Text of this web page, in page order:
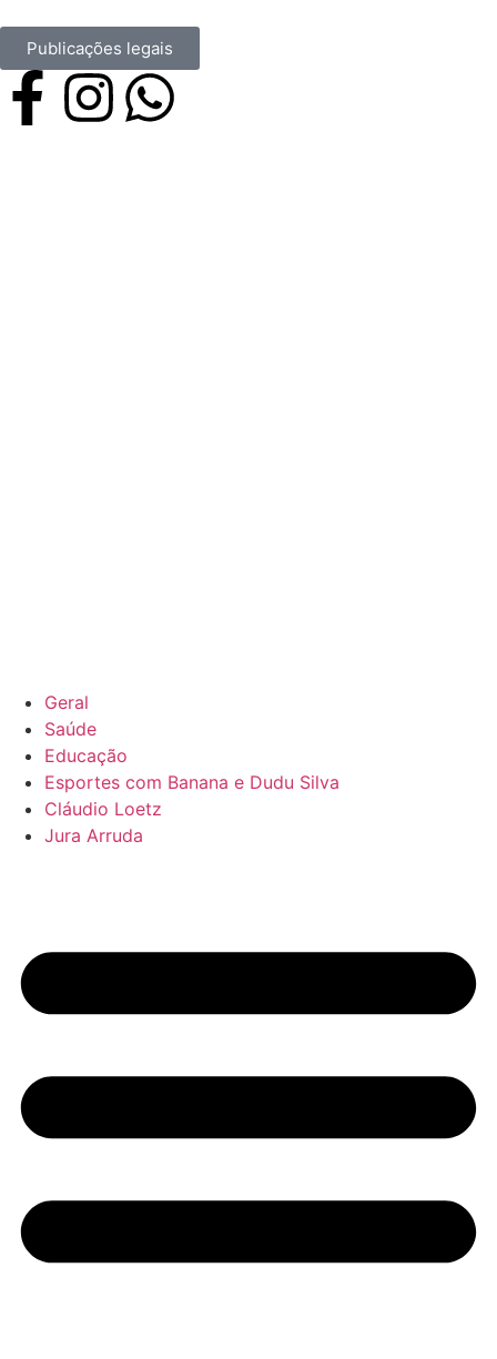
Publicações legais
Geral
Saúde
Educação
Esportes com Banana e Dudu Silva
Cláudio Loetz
Jura Arruda